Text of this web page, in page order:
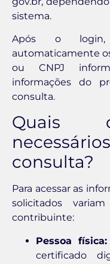
sistema.
Após o
automaticamente
ou CNPJ
informações do
consulta.
Quais
consulta?
Para acessar as
solicitados
contribuinte:
Pessoa física:
certificado